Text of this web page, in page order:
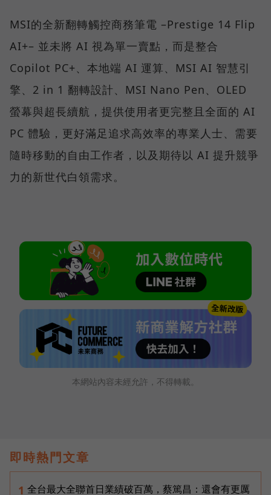
MSI的全新翻轉觸控商務筆電 –Prestige 14 Flip
AI+– 並未將 AI 視為單一賣點，而是整合
Copilot PC+、本地端 AI 運算、MSI AI 智慧引
擎、2 in 1 翻轉設計、MSI Nano Pen、OLED
螢幕與超長續航，提供使用者更完整且全面的 AI
PC 體驗，更好滿足追求高效率的專業人士、需要
隨時移動的自由工作者，以及期待以 AI 提升競爭
力的新世代白領需求。
本網站內容未經允許，不得轉載。
即時熱門文章
1 全台最大全聯首日業績破百萬，蔡篤昌：還會有更厲